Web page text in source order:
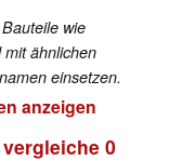
wie
ähnlichen
einsetzen.
anzeigen
vergleiche 0